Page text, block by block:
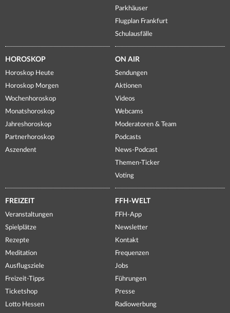
Parkhäuser
Flugplan Frankfurt
Schulausfälle
HOROSKOP
Horoskop Heute
Horoskop Morgen
Wochenhoroskop
Monatshoroskop
Jahreshoroskop
Partnerhoroskop
Aszendent
ON AIR
Sendungen
Aktionen
Videos
Webcams
Moderatoren & Team
Podcasts
News-Podcast
Themen-Ticker
Voting
FREIZEIT
Veranstaltungen
Spielplätze
Rezepte
Meditation
Ausflugsziele
Freizeit-Tipps
Ticketshop
Lotto Hessen
FFH-WELT
FFH-App
Newsletter
Kontakt
Frequenzen
Jobs
Führungen
Presse
Radiowerbung